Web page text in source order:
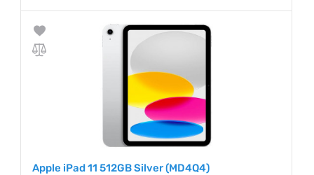
Apple iPad 11 512GB Silver (MD4Q4)